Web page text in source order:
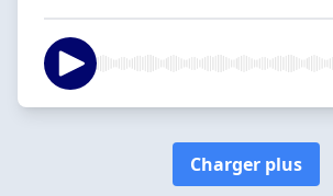
Charger plus